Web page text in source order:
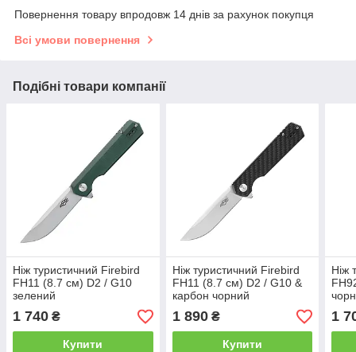
Повернення товару впродовж 14 днів за рахунок покупця
Всі умови повернення
Подібні товари компанії
Ніж туристичний Firebird
FH11 (8.7 см) D2 / G10
зелений
1 740 ₴
Купити
Ніж туристичний Firebird
FH11 (8.7 см) D2 / G10 &
карбон чорний
1 890₴
Купити
Ніж
1